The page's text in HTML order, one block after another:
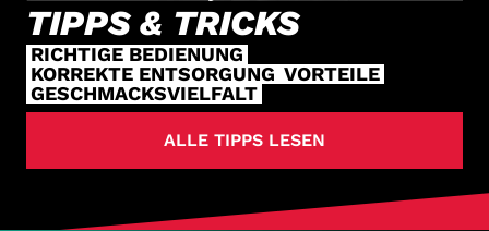
TIPPS & TRICKS
RICHTIGE BEDIENUNG
KORREKTE ENTSORGUNG VORTEILE
GESCHMACKSVIELFALT
ALLE TIPPS LESEN